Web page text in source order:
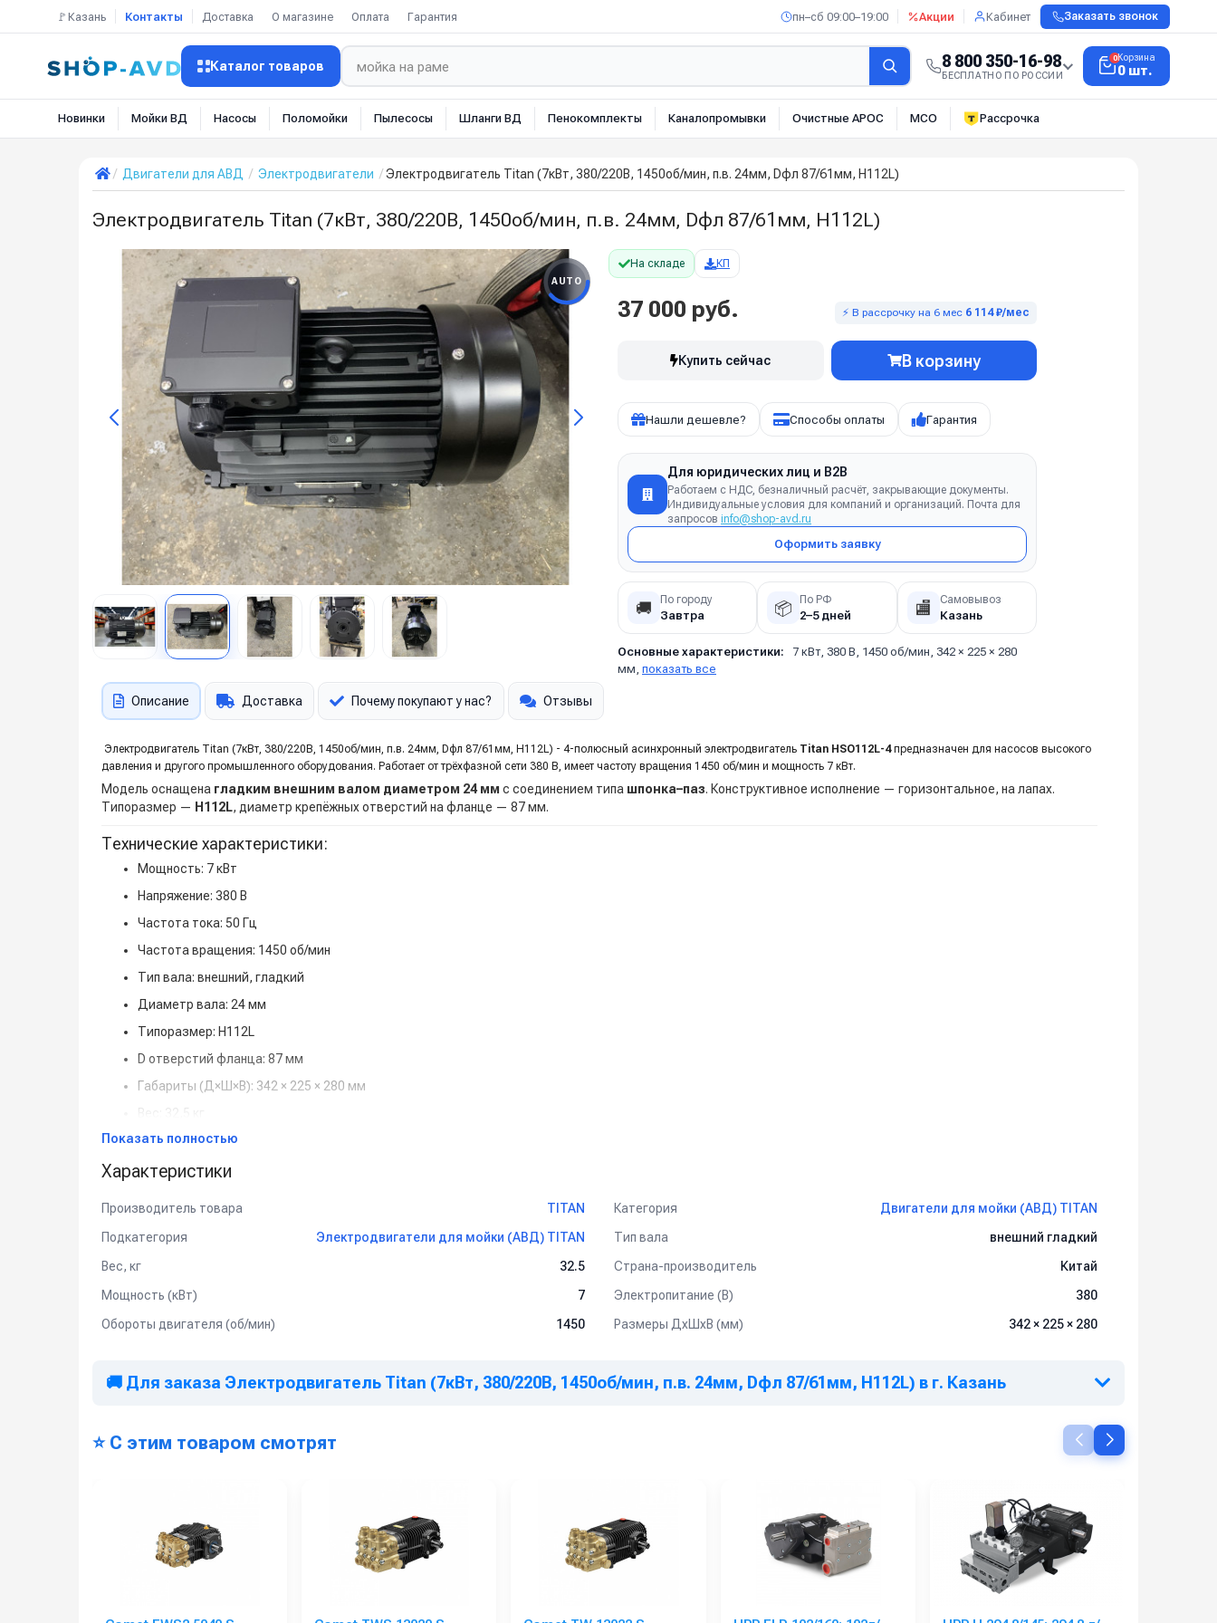
🚩Казань Контакты Доставка О магазине Оплата Гарантия пн–сб 09:00–19:00 Акции Кабинет Заказать звонок
Каталог товаров 8 800 350-16-98
БЕСПЛАТНО ПО РОССИИ
0Корзина
0 шт.
Новинки Мойки ВД Насосы Поломойки Пылесосы Шланги ВД Пенокомплекты Каналопромывки Очистные АРОС МСО Рассрочка
Двигатели для АВД Электродвигатели Электродвигатель Titan (7кВт, 380/220В, 1450об/мин, п.в. 24мм, Dфл 87/61мм, H112L)
Электродвигатель Titan (7кВт, 380/220В, 1450об/мин, п.в. 24мм, Dфл 87/61мм, H112L)
AUTO
На складе КП
37 000 руб. ⚡ В рассрочку на 6 мес 6 114 ₽/мес
Купить сейчас В корзину
Нашли дешевле? Способы оплаты Гарантия
Для юридических лиц и B2B
Работаем с НДС, безналичный расчёт, закрывающие документы.
Индивидуальные условия для компаний и организаций. Почта для
запросов info@shop-avd.ru
Оформить заявку
🚚 По городу
Завтра 📦 По РФ
2–5 дней 🏬 Самовывоз
Казань
Основные характеристики:
7 кВт, 380 В, 1450 об/мин, 342 × 225 × 280
мм, показать все
Описание Доставка Почему покупают у нас? Отзывы
Электродвигатель Titan (7кВт, 380/220В, 1450об/мин, п.в. 24мм, Dфл 87/61мм, H112L) - 4-полюсный асинхронный электродвигатель Titan HSO112L-4предназначен для насосов высокого
давления и другого промышленного оборудования. Работает от трёхфазной сети 380 В, имеет частоту вращения 1450 об/мин и мощность 7 кВт.
Модель оснащена гладким внешним валом диаметром 24 мм с соединением типа шпонка–паз. Конструктивное исполнение — горизонтальное, на лапах.
Типоразмер — H112L, диаметр крепёжных отверстий на фланце — 87 мм.
Технические характеристики:
Мощность: 7 кВт
Напряжение: 380 В
Частота тока: 50 Гц
Частота вращения: 1450 об/мин
Тип вала: внешний, гладкий
Диаметр вала: 24 мм
Типоразмер: H112L
D отверстий фланца: 87 мм
Габариты (Д×Ш×В): 342 × 225 × 280 мм
Вес: 32,5 кг
Крепление: на лапах
Класс защиты: IP55
Важно при подборе:
Частота вращения, мощность и посадочные размеры двигателя должны строго совпадать
с параметрами насоса. Допустимое отклонение по мощности — не
более 10%.
Показать полностью
Характеристики
Производитель товара TITAN Категория
Двигатели для мойки (АВД) TITAN
Подкатегория
Электродвигатели для мойки (АВД) TITAN Тип вала
внешний гладкий
Вес, кг
32.5 Страна-производитель
Китай
Мощность (кВт)
7 Электропитание (В)
380
Обороты двигателя (об/мин)
1450 Размеры ДхШхВ (мм) 342 × 225 × 280
🚚 Для заказа Электродвигатель Titan (7кВт, 380/220В, 1450об/мин, п.в. 24мм, Dфл 87/61мм, H112L) в г. Казань
⭐ С этим товаром смотрят